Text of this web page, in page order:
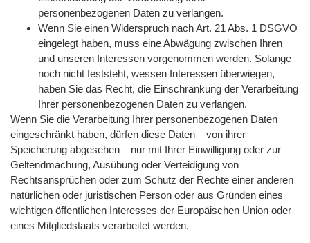
personenbezogenen Daten zu verlangen.
Wenn Sie einen Widerspruch nach Art. 21 Abs. 1 DSGVO
eingelegt haben, muss eine Abwägung zwischen Ihren
und unseren Interessen vorgenommen werden. Solange
noch nicht feststeht, wessen Interessen überwiegen,
haben Sie das Recht, die Einschränkung der Verarbeitung
Ihrer personenbezogenen Daten zu verlangen.
Wenn Sie die Verarbeitung Ihrer personenbezogenen Daten
eingeschränkt haben, dürfen diese Daten – von ihrer
Speicherung abgesehen – nur mit Ihrer Einwilligung oder zur
Geltendmachung, Ausübung oder Verteidigung von
Rechtsansprüchen oder zum Schutz der Rechte einer anderen
natürlichen oder juristischen Person oder aus Gründen eines
wichtigen öffentlichen Interesses der Europäischen Union oder
eines Mitgliedstaats verarbeitet werden.